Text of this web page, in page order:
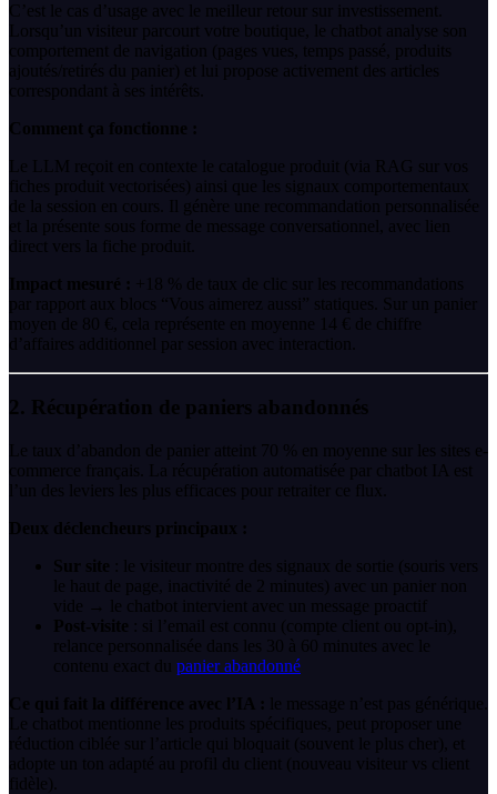
C’est le cas d’usage avec le meilleur retour sur investissement.
Lorsqu’un visiteur parcourt votre boutique, le chatbot analyse son
comportement de navigation (pages vues, temps passé, produits
ajoutés/retirés du panier) et lui propose activement des articles
correspondant à ses intérêts.
Comment ça fonctionne :
Le LLM reçoit en contexte le catalogue produit (via RAG sur vos
fiches produit vectorisées) ainsi que les signaux comportementaux
de la session en cours. Il génère une recommandation personnalisée
et la présente sous forme de message conversationnel, avec lien
direct vers la fiche produit.
Impact mesuré : +18 % de taux de clic sur les recommandations
par rapport aux blocs “Vous aimerez aussi” statiques. Sur un panier
moyen de 80 €, cela représente en moyenne 14 € de chiffre
d’affaires additionnel par session avec interaction.
2. Récupération de paniers abandonnés
Le taux d’abandon de panier atteint 70 % en moyenne sur les sites e-
commerce français. La récupération automatisée par chatbot IA est
l’un des leviers les plus efficaces pour retraiter ce flux.
Deux déclencheurs principaux :
Sur site : le visiteur montre des signaux de sortie (souris vers
le haut de page, inactivité de 2 minutes) avec un panier non
vide → le chatbot intervient avec un message proactif
Post-visite : si l’email est connu (compte client ou opt-in),
relance personnalisée dans les 30 à 60 minutes avec le
contenu exact du panier abandonné
Ce qui fait la différence avec l’IA :
le message n’est pas générique.
Le chatbot mentionne les produits spécifiques, peut proposer une
réduction ciblée sur l’article qui bloquait (souvent le plus cher), et
adopte un ton adapté au profil du client (nouveau visiteur vs client
fidèle).